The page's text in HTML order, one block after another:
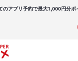
のアプリ予約で最大1,000円分ポ